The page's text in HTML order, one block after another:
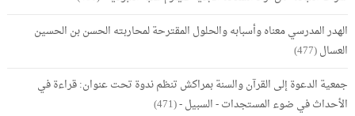
الهدر المدرسي معناه وأسبابه والحلول المقترحة لمحاربته الحسن بن الحسين
العسال(477)
جمعية الدعوة إلى القرآن والسنة بمراكش تنظم ندوة تحت عنوان: قراءة في
الأحداث في ضوء المستجدات - السبيل -(471)